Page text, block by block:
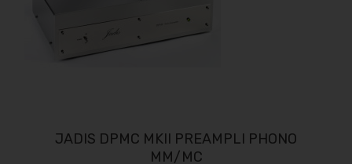
JADIS DPMC MKII PREAMPLI PHONO
MM/MC